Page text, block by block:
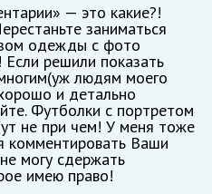
— это какие?!
заниматься
одежды с фото
Если решили показать
людям моего
и детально
Футболки с портретом
не при чем! У меня тоже
комментировать Ваши
могу сдержать
имею право!